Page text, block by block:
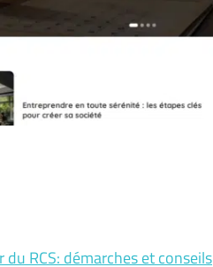
RCS: démarches et conseils